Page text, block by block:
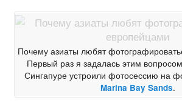
Почему азиаты любят
Первый раз я задалась этим
Сингапуре устроили фотосессию на
Marina Bay Sands.